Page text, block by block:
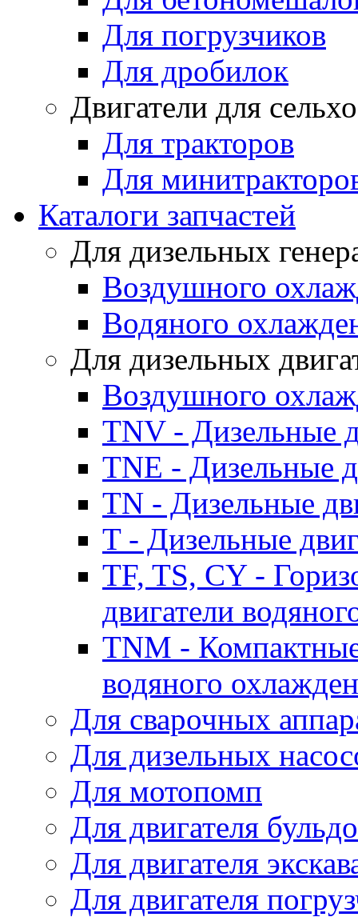
Для погрузчиков
Для дробилок
Двигатели для
Для тракторов
Для
Каталоги запчастей
Для дизельных
Воздушного
Водяного
Для дизельных
Воздушного
TNV - Дизельные
TNE - Дизельные
TN - Дизельные
T - Дизельные
TF, TS, CY -
двигатели
TNM -
водяного
Для сварочных
Для дизельных
Для мотопомп
Для двигателя
Для двигателя
Для двигателя